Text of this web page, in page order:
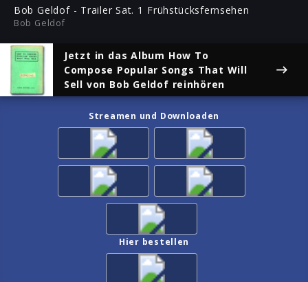
Bob Geldof - Trailer Sat. 1 Frühstücksfernsehen
Bob Geldof
Jetzt in das Album How To
Compose Popular Songs That Will
Sell von Bob Geldof reinhören
Streamen und Downloaden
Hier bestellen